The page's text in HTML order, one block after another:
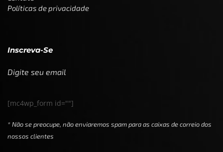
Políticas de privacidade
Inscreva-Se
Digite seu email
[mc4wp_form id=""]
* Não se preocupe, não enviaremos spam para as caixas de correio dos
nossos clientes